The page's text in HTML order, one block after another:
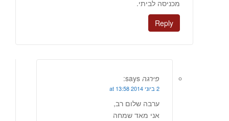
מכניסה לביתי.
Reply
פירגה says:
2 ביוני 2014 at 13:58
ערבה שלום רב,
אני מאד שמחה